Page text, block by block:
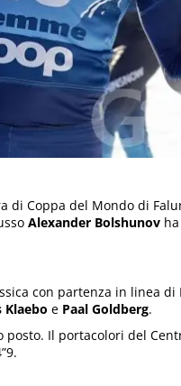
di Coppa del Mondo di
Alexander Bolshunov
con partenza in linea
Klaebo e Paal Goldberg.
Il portacolori del